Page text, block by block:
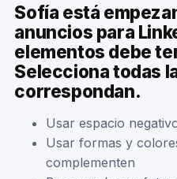
Sofía está
anuncios para
elementos debe
Selecciona todas
correspondan.
Usar espacio
Usar formas y
complementen